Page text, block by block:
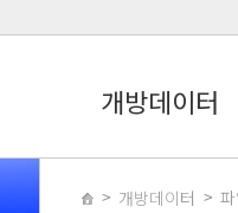
개방데이터
개방데이터